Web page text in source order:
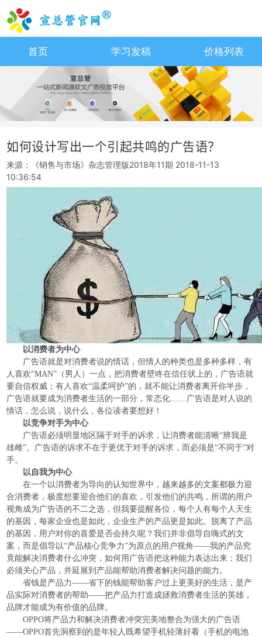
首页 学习发稿 价格列表
如何设计写出一个引起共鸣的广告语？
来源：《销售与市场》杂志管理版2018年11期 2018-11-13
10:36:54
以消费者为中心
广告语就是对消费者说的情话，但情人的种类也是多种多样，有
人喜欢“MAN”（男人）一点，把消费者壁咚在信任状上的，广告语就
要自信权威；有人喜欢“温柔呵护”的，就不能让消费者离开你半步，
广告语就要成为消费者生活的一部分，常态化……广告语是对人说的
情话，怎么说，说什么，各位读者要想好！
以竞争对手为中心
广告语必须明显地区隔于对手的诉求，让消费者能清晰“辨我是
雄雌”。广告语的诉求不在于更优于对手的诉求，而必须是“不同于”对
手。
以自我为中心
在一个以消费者为导向的认知世界中，越来越多的文案都极力迎
合消费者，极度想要迎合他们的喜欢，引发他们的共鸣，所谓的用户
视角成为广告语的不二之选，但我要提醒各位，每个人有每个人天生
的基因，每家企业也是如此，企业生产的产品更是如此。脱离了产品
的基因，用户对你的喜爱是否会持久呢？我们并非倡导自嗨式的文
案，而是倡导以“产品核心竞争力”为原点的用户视角——我的产品究
竟能解决消费者什么冲突，如何用广告语把这种能力表达出来；我们
必须关心产品，并延展到产品能帮助消费者解决问题的能力。
省钱是产品力——省下的钱能帮助客户过上更美好的生活，是产
品实际对消费者的帮助——把产品力打造成拯救消费者生活的英雄，
品牌才能成为有价值的品牌。
OPPO将产品力和解决消费者冲突完美地整合为强大的广告语
——OPPO首先洞察到的是年轻人既希望手机轻薄好看（手机的电池